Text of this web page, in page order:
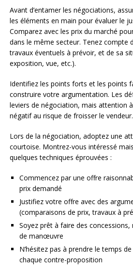
Avant d’entamer les négociations,
les éléments en main pour évaluer le
Comparez avec les prix du marché
dans le même secteur. Tenez compte
travaux éventuels à prévoir, et de sa
exposition, vue, etc.).
Identifiez les points forts et les points
construire votre argumentation. Les
leviers de négociation, mais attention
négatif au risque de froisser le vendeur.
Lors de la négociation, adoptez une
courtoise. Montrez-vous intéressé
quelques techniques éprouvées :
Commencez par une offre
prix demandé
Justifiez votre offre avec des
(comparaisons de prix, travaux à
Soyez prêt à faire des
de manœuvre
N’hésitez pas à prendre le temps
chaque contre-proposition